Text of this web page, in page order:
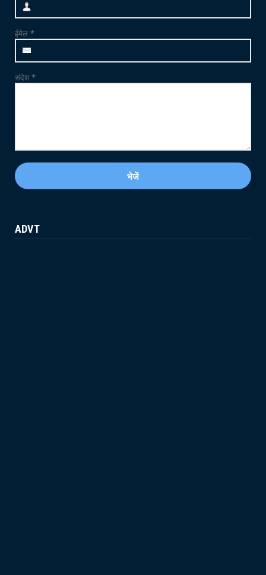
ट्यूबवेल ...
ईमेल *
संदेश*
ADVT